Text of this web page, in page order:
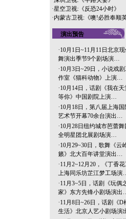
·星空卫视:《反恐24小时》
·内蒙古卫视:《噢!必胜奉顺英
演出预告
·10月1日~11月11日北京
舞演出季节9个剧场演…
·10月3日~29日，小说戏
作室《猫科动物》上演…
·10月14日，话剧《我在天
等你》中国剧院上演…
·10月18日，第八届上海国
艺术节开幕70余台演出…
·10月28日纽约城市芭蕾舞
全明星团北展剧场演…
·10月29~30日，歌舞《云
籁》北大百年讲堂演出…
·11月2~12月20，《丁香花
上海同乐坊芷江梦工场演
·11月3~5日，话剧《玩偶
家》东方先锋小剧场演出
·11月8日~26日，话剧《D
生活》北京人艺小剧场演